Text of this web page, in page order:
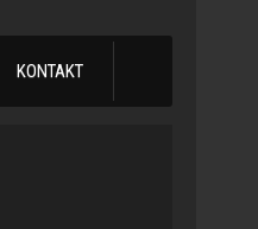
KONTAKT